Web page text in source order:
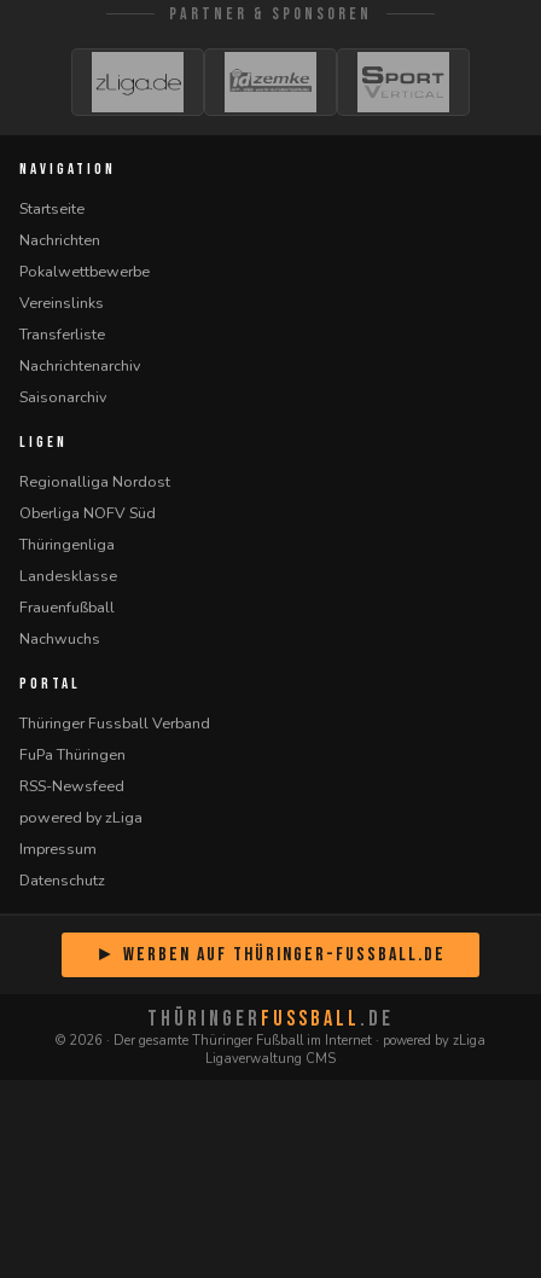
PARTNER & SPONSOREN
NAVIGATION
Startseite
Nachrichten
Pokalwettbewerbe
Vereinslinks
Transferliste
Nachrichtenarchiv
Saisonarchiv
LIGEN
Regionalliga Nordost
Oberliga NOFV Süd
Thüringenliga
Landesklasse
Frauenfußball
Nachwuchs
PORTAL
Thüringer Fussball Verband
FuPa Thüringen
RSS-Newsfeed
powered by zLiga
Impressum
Datenschutz
► Werben auf Thüringer-Fussball.de
THÜRINGER FUSSBALL .DE
© 2026 · Der gesamte Thüringer Fußball im Internet · powered by zLiga
Ligaverwaltung CMS